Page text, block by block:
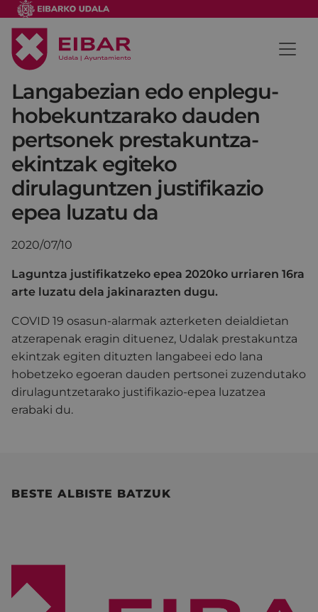
Langabezian edo enplegu-
hobekuntzarako dauden
pertsonek prestakuntza-
ekintzak egiteko
dirulaguntzen justifikazio
epea luzatu da
2020/07/10
Laguntza justifikatzeko epea 2020ko urriaren 16ra
arte luzatu dela jakinarazten dugu.
COVID 19 osasun-alarmak azterketen deialdietan
atzerapenak eragin dituenez, Udalak prestakuntza
ekintzak egiten dituzten langabeei edo lana
hobetzeko egoeran dauden pertsonei zuzendutako
dirulaguntzetarako justifikazio-epea luzatzea
erabaki du.
BESTE ALBISTE BATZUK